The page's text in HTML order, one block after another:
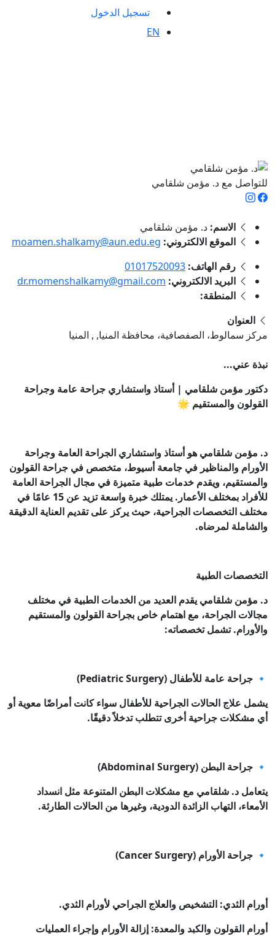
تسجيل الدخول
EN
للتواصل مع د. مؤمن شلقامي
الاسم: د. مؤمن شلقامي
الموقع الالكتروني: moamen.shalkamy@aun.edu.eg
رقم الهاتف: 01017520093
البريد الالكتروني: dr.momenshalkamy@gmail.com
المنطقة:
العنوان
مركز سمالوط، الصفصافية، محافظة المنيا, , المنيا
نبذة عني...
دكتور مؤمن شلقامي | أستاذ واستشاري جراحة عامة وجراحة
القولون والمستقيم 🌟
د. مؤمن شلقامي هو أستاذ واستشاري الجراحة العامة وجراحة
الأورام والمناظير في جامعة أسيوط، متخصص في جراحة القولون
والمستقيم، ويقدم خدمات طبية متميزة في مجال الجراحة العامة
للأفراد بمختلف الأعمار. يمتلك خبرة واسعة تزيد عن 15 عامًا في
مختلف التخصصات الجراحية، حيث يركز على تقديم العناية الدقيقة
والشاملة لمرضاه.
التخصصات الطبية
د. مؤمن شلقامي يقدم العديد من الخدمات الطبية في مختلف
مجالات الجراحة، مع اهتمام خاص بجراحة القولون والمستقيم
والأورام. تشمل تخصصاته:
🔹 جراحة عامة للأطفال (Pediatric Surgery)
يشمل علاج الحالات الجراحية للأطفال سواء كانت أمراضًا معوية أو
أي مشكلات جراحية أخرى تتطلب تدخلاً دقيقًا.
🔹 جراحة البطن (Abdominal Surgery)
يتعامل د. شلقامي مع مشكلات البطن المتنوعة مثل انسداد
الأمعاء، التهاب الزائدة الدودية، وغيرها من الحالات الطارئة.
🔹 جراحة الأورام (Cancer Surgery)
أورام الثدي: التشخيص والعلاج الجراحي لأورام الثدي.
أورام القولون والكبد والمعدة: إزالة الأورام وإجراء العمليات